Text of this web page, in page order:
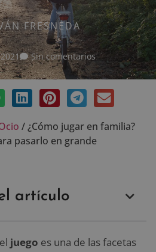
FRESNEDA
Sin comentarios
/¿Cómo jugar en familia?
pasarlo en grande
artículo
juego es una de las facetas